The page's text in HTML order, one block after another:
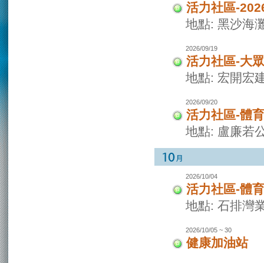
活力社區-
地點: 黑沙海
2026/09/19
活力社區-大
地點: 宏開宏
2026/09/20
活力社區-體
地點: 盧廉若
2026/10/04
活力社區-體
地點: 石排灣
2026/10/05 ~ 30
健康加油站